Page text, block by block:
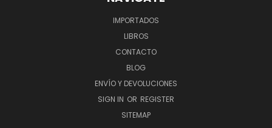
IMPORTADOS
LIBROS
CONTACTO
BLOG
ENVÍO Y DEVOLUCIONES
SIGN IN OR REGISTER
SITEMAP